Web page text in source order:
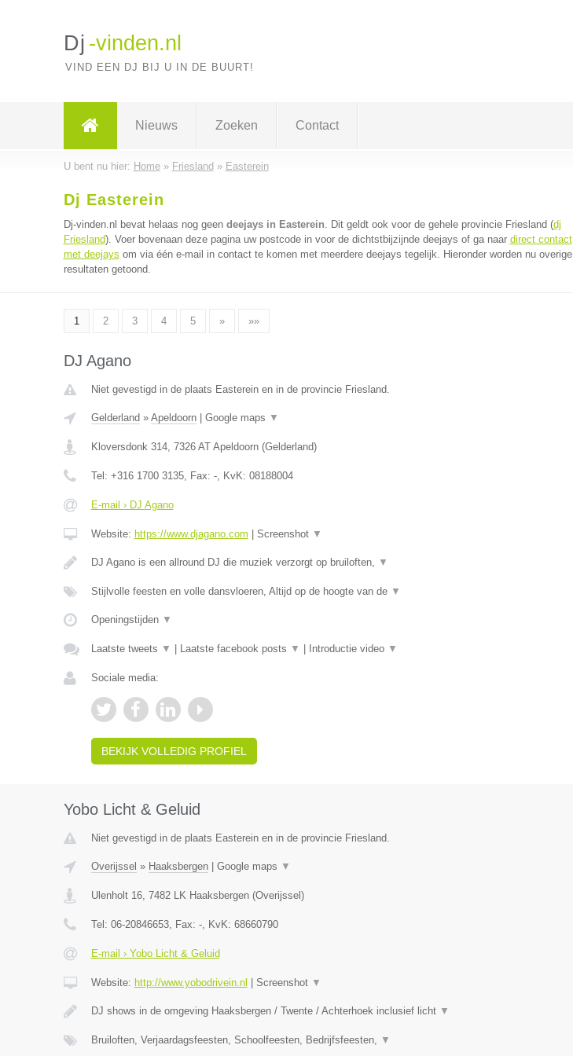
Dj -vinden.nl
VIND EEN DJ BIJ U IN DE BUURT!
Nieuws Zoeken Contact
U bent nu hier: Home» Friesland » Easterein
Dj Easterein
Dj-vinden.nl bevat helaas nog geen deejays in Easterein. Dit geldt ook voor de gehele provincie Friesland (dj
Friesland). Voer bovenaan deze pagina uw postcode in voor de dichtstbijzijnde deejays of ga naar direct contact
met deejays om via één e-mail in contact te komen met meerdere deejays tegelijk. Hieronder worden nu overige
resultaten getoond.
1 2 3 4 5 » »»
DJ Agano
Niet gevestigd in de plaats Easterein en in de provincie Friesland.
Gelderland » Apeldoorn| Google maps ▼
Kloversdonk 314, 7326 AT Apeldoorn(Gelderland)
Tel: +316 1700 3135, Fax: -, KvK: 08188004
E-mail › DJ Agano
Website: https://www.djagano.com Screenshot ▼
DJ Agano is een allround DJ die muziek verzorgt op bruiloften, ▼
Stijlvolle feesten en volle dansvloeren, Altijd op de hoogte van de ▼
Openingstijden ▼
Laatste tweets ▼ Laatste facebook posts ▼ Introductie video ▼
Sociale media:
BEKIJK VOLLEDIG PROFIEL
Yobo Licht & Geluid
Niet gevestigd in de plaats Easterein en in de provincie Friesland.
Overijssel » Haaksbergen| Google maps ▼
Ulenholt 16, 7482 LK Haaksbergen(Overijssel )
Tel: 06-20846653, Fax: -, KvK: 68660790
E-mail › Yobo Licht & Geluid
Website: http://www.yobodrivein.nl Screenshot ▼
DJ shows in de omgeving Haaksbergen / Twente / Achterhoek inclusief licht ▼
Bruiloften, Verjaardagsfeesten, Schoolfeesten, Bedrijfsfeesten, ▼